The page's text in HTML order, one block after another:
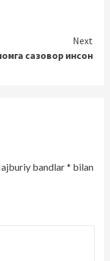
Next
сазовор инсон
bandlar* bilan